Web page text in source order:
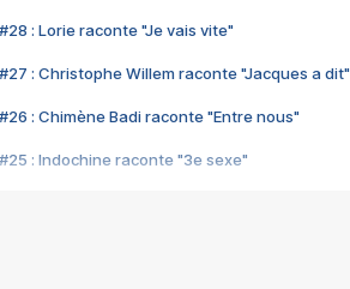
#28 : Lorie raconte "Je vais vite"
#27 : Christophe Willem raconte "Jacques a dit"
#26 : Chimène Badi raconte "Entre nous"
#25 : Indochine raconte "3e sexe"